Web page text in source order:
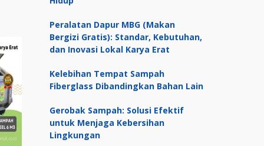
1,700,000.
Peralatan Dapur MBG (Makan
Bergizi Gratis): Standar, Kebutuhan,
dan Inovasi Lokal Karya Erat
Kelebihan Tempat Sampah
Fiberglass Dibandingkan Bahan Lain
Gerobak Sampah: Solusi Efektif
untuk Menjaga Kebersihan
Lingkungan